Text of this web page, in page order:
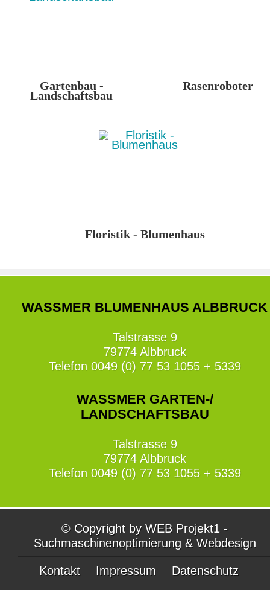
Gartenbau -
Landschaftsbau
Rasenroboter
Floristik - Blumenhaus
WASSMER BLUMENHAUS ALBBRUCK
Talstrasse 9
79774 Albbruck
Telefon 0049 (0) 77 53 1055 + 5339
WASSMER GARTEN-/
LANDSCHAFTSBAU
Talstrasse 9
79774 Albbruck
Telefon 0049 (0) 77 53 1055 + 5339
© Copyright by WEB Projekt1 -
Suchmaschinenoptimierung & Webdesign
Kontakt Impressum Datenschutz